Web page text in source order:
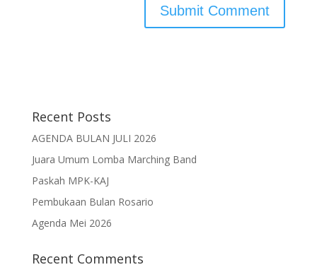
Recent Posts
AGENDA BULAN JULI 2026
Juara Umum Lomba Marching Band
Paskah MPK-KAJ
Pembukaan Bulan Rosario
Agenda Mei 2026
Recent Comments